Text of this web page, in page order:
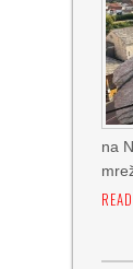
na